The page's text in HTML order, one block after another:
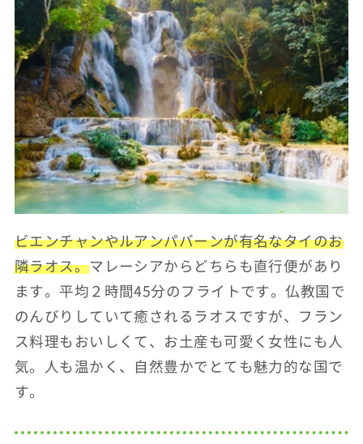
ビエンチャンやルアンパバーンが有名なタイのお
隣ラオス。マレーシアからどちらも直行便があり
ます。平均２時間45分のフライトです。仏教国で
のんびりしていて癒されるラオスですが、フラン
ス料理もおいしくて、お土産も可愛く女性にも人
気。人も温かく、自然豊かでとても魅力的な国で
す。